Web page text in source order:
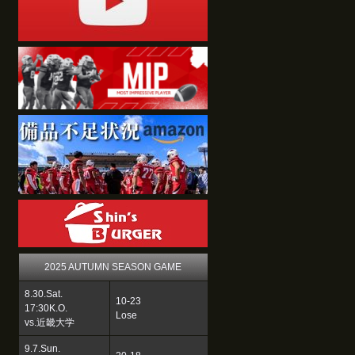
2025 AUTUMN SEASON GAME
8.30.Sat.
17:30K.O.
vs.近畿大学
10-23
Lose
9.7.Sun.